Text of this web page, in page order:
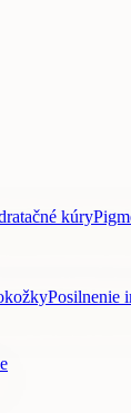
kúry
Posilnenie